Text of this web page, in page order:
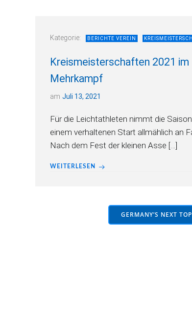
Kategorie: BERICHTE VEREIN
Kreismeisterschaften 2021 im
Mehrkampf
am Juli 13, 2021
Für die Leichtathleten nimmt die
einem verhaltenen Start allmählich an
Nach dem Fest der kleinen Asse […]
WEITERLESEN
GERMANY’S NEXT